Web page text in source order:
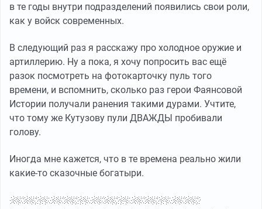
в те годы внутри подразделений появились свои роли,
как у войск современных.
В следующий раз я расскажу про холодное оружие и
артиллерию. Ну а пока, я хочу попросить вас ещё
разок посмотреть на фотокарточку пуль того
времени, и вспомнить, сколько раз герои Фаянсовой
Истории получали ранения такими дурами. Учтите,
что тому же Кутузову пули ДВАЖДЫ пробивали
голову.
Иногда мне кажется, что в те времена реально жили
какие-то сказочные богатыри.
П.С. Крайне признателен за донаты. Так вы